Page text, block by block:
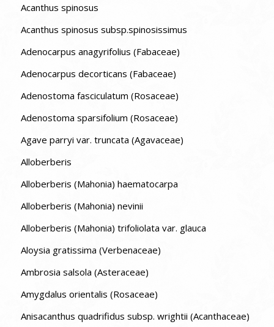
Acanthus spinosus
Acanthus spinosus subsp.spinosissimus
Adenocarpus anagyrifolius (Fabaceae)
Adenocarpus decorticans (Fabaceae)
Adenostoma fasciculatum (Rosaceae)
Adenostoma sparsifolium (Rosaceae)
Agave parryi var. truncata (Agavaceae)
Alloberberis
Alloberberis (Mahonia) haematocarpa
Alloberberis (Mahonia) nevinii
Alloberberis (Mahonia) trifoliolata var. glauca
Aloysia gratissima (Verbenaceae)
Ambrosia salsola (Asteraceae)
Amygdalus orientalis (Rosaceae)
Anisacanthus quadrifidus subsp. wrightii (Acanthaceae)